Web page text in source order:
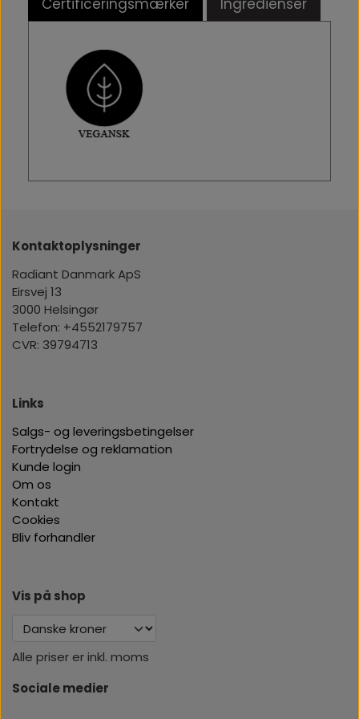
Eau de Parfum til kvinder med
elegance og styrke
Amber & Jasmine Eau de Parfum balancerer
florale og orientalske noter på en måde, der
fremhæver både elegance og styrke. Den er
skabt til kvinder, der ønsker en intens,
personlighed og stil. Perfekt til både dag- og
og dybe noter virkelig kommer til sin ret.
Kontaktoplysninger
Radiant Danmark ApS
Eirsvej 13
3000 Helsingør
Telefon: +4552179757
CVR: 39794713
Links
Salgs- og leveringsbetingelser
Fortrydelse og reklamation
Kunde login
Om os
Kontakt
Cookies
Bliv forhandler
Vis på shop
Alle priser er inkl. moms
Sociale medier